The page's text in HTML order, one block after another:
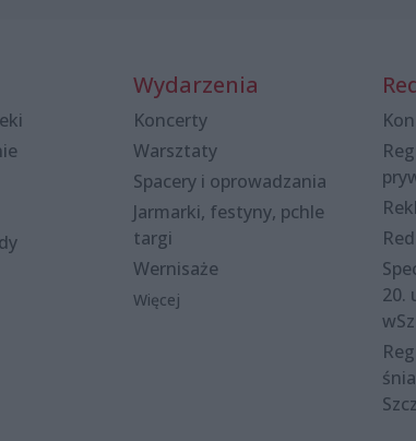
Wydarzenia
Koncerty
Warsztaty
Spacery i oprowadzania
Jarmarki, festyny, pchle
targi
Wernisaże
Więcej
20.